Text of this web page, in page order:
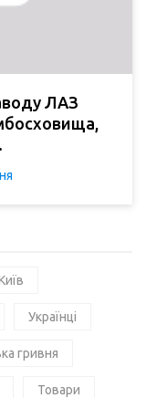
ЛАЗ
Українці
гривня
Товари